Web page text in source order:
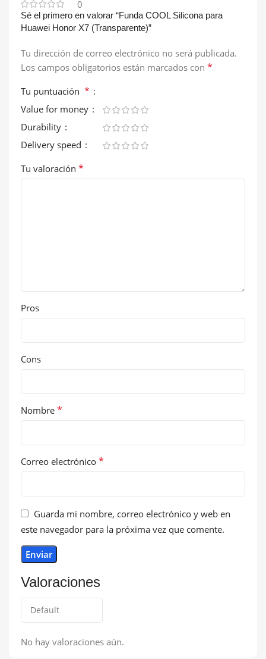
0
Valoraciones
No hay valoraciones aún.
Sé el primero en valorar “Funda COOL Silicona para
Huawei Honor X7 (Transparente)”
Tu dirección de correo electrónico no será publicada.
Los campos obligatorios están marcados con *
Tu puntuación *
Value for money
Durability
Delivery speed
Tu valoración *
Pros
Cons
Nombre *
Correo electrónico *
Guarda mi nombre, correo electrónico y web en
este navegador para la próxima vez que comente.